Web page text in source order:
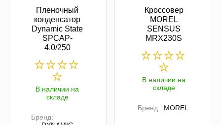
Пленочный
конденсатор
Dynamic State
SPCAP-
4.0/250
В наличии на
складе
Бренд:
Кроссовер
MOREL
SENSUS
MRX230S
В наличии на
складе
Бренд: MOREL